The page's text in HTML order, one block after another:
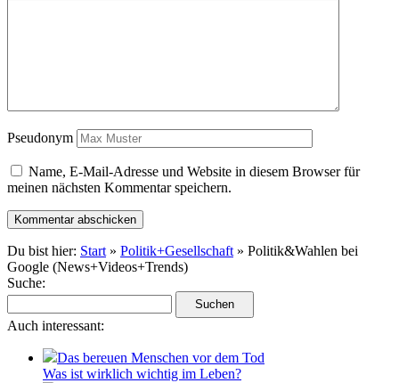
Pseudonym
Name, E-Mail-Adresse und Website in diesem Browser für
meinen nächsten Kommentar speichern.
Du bist hier: Start » Politik+Gesellschaft » Politik&Wahlen bei
Google (News+Videos+Trends)
Suche:
Auch interessant:
Das bereuen Menschen vor dem Tod
Was ist wirklich wichtig im Leben?